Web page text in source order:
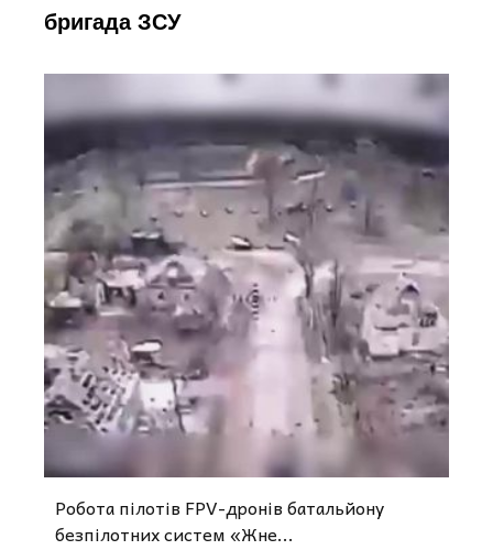
бригада ЗСУ
Робота пілотів FPV-дронів батальйону
безпілотних систем «Жне...